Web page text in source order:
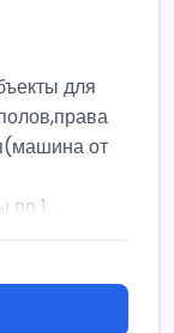
для
от
1...